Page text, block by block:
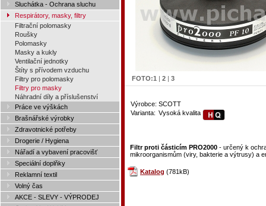
Sluchátka - Ochrana sluchu
Respirátory, masky, filtry
Filtrační polomasky
Roušky
Polomasky
Masky a kukly
Ventilační jednotky
Štíty s přívodem vzduchu
Filtry pro polomasky
Filtry pro masky
Náhradní díly a příslušenství
Práce ve výškách
Brašnářské výrobky
Zdravotnické potřeby
Drogerie / Hygiena
Nářadí a vybavení pracovišť
Speciální doplňky
Reklamní textil
Volný čas
AKCE - SLEVY - VÝPRODEJ
FOTO:1 | 2 | 3
Výrobce: SCOTT
Varianta: Vysoká kvalita
Filtr proti částicím PRO2000 - určený k
mikroorganismům (viry, bakterie a výtrusy) a
Katalog (781kB)